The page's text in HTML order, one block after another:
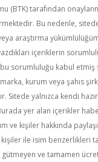
(BTK) tarafından
Bu nedenle,
araştırma
içeriklerin
sorumluluğu kabul etmiş
kurum veya şahıs
Sitede yalnızca kendi
yer alan içerikler
ve kişiler hakkında
kişiler ile isim benzerlikleri
gütmeyen ve tamamen